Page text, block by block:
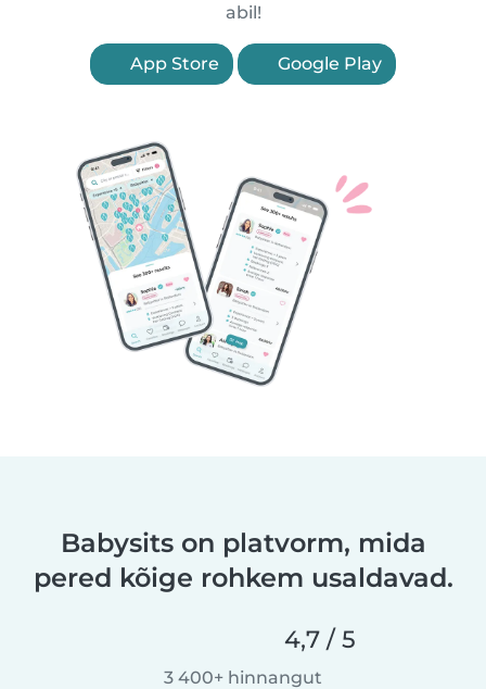
abil!
App Store Google Play
Babysits on platvorm, mida
pered kõige rohkem usaldavad.
4,7 / 5
3 400+ hinnangut